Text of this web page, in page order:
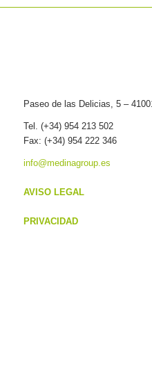
Paseo de las Delicias, 5 –
Tel. (+34) 954 213 502
Fax: (+34) 954 222 346
info@medinagroup.es
AVISO LEGAL
PRIVACIDAD